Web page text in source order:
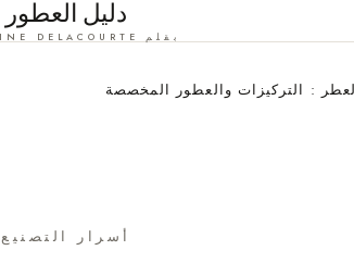
دليل العطور
بقلم SYLVAINE DELACOURTE
: التركيزات والعطور المخصصة
أسرار التصنيع